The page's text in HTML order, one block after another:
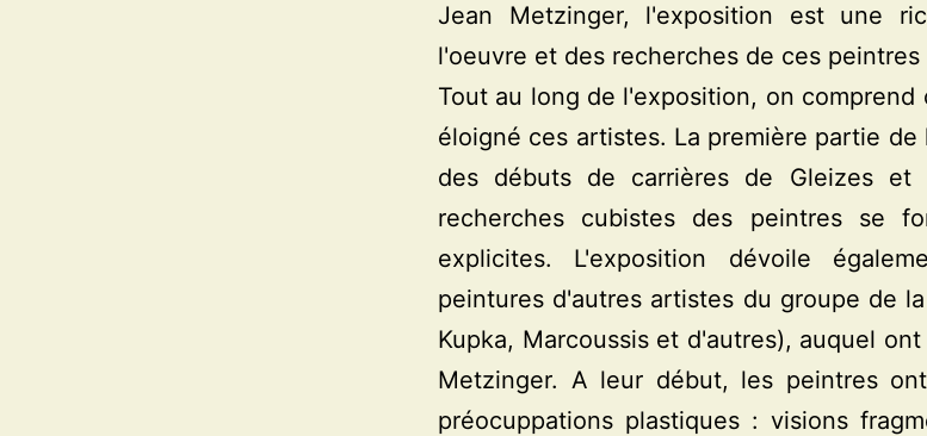
Jean Metzinger, l'exposition est une
l'oeuvre et des recherches de ces peintres
Tout au long de l'exposition, on
éloigné ces artistes. La première partie
des débuts de carrières de Gleizes et
recherches cubistes des peintres se
explicites. L'exposition dévoile
peintures d'autres artistes du groupe de
Kupka, Marcoussis et d'autres), auquel
Metzinger. A leur début, les peintres
préocuppations plastiques : visions